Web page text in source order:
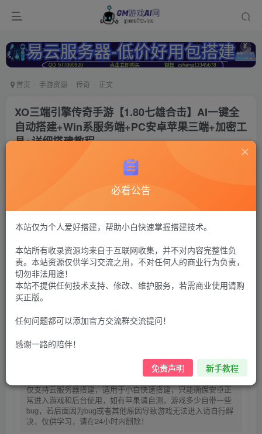
首页 手游资源 传奇 正文
XO三端引擎传奇手游【1.80七雄合击】AI一键全
自动搭建+Win系服务端+PC安卓苹果三端+加密工
具+详细搭建教程
传奇xo引擎71
于10M【注：搭建出来后要进服务器操作一下启动，不清楚之处联
系Q群---736021860---GM游戏AI网---管理员《易云服务器-
https://123.yxjs.ltd/cart》。】
30 限时特惠
个人会员G币9.9
购买前请先看完新手教程,未认真看完一切问题自行解决
仅支持云服务器搭建，适用于小白快速搭建，只能确保安卓正
常进入游戏和后台使用，如有苹果请自测，游戏多少自带一些
bug，若后面因为bug或者其他原因导致游戏无法进入请自行解
决，仅供学习，请在24小时内删除！
付费资源
必看公告
本站仅为个人爱好搭建，帮助小白快速掌握搭建技术。
本站所有收录资源均来自于互联网收集，并不对内容完整性负
责。本站资源仅供学习交流之用，不对任何人的商业行为负责，
切勿非法用途！
本站不提供任何技术支持、修改、维护服务，若需商业使用请购
买正版。
任何问题都可以添加官方交流群交流提问！
感谢一路的陪伴！
免责声明 新手教程